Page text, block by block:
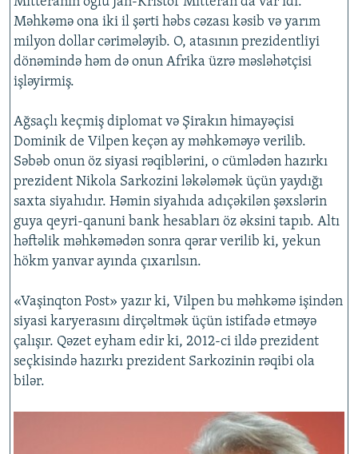
Məhkəmə ona iki il şərti həbs cəzası kəsib və yarım
milyon dollar cərimələyib. O, atasının prezidentliyi
dönəmində həm də onun Afrika üzrə məsləhətçisi
işləyirmiş.
Ağsaçlı keçmiş diplomat və Şirakın himayəçisi
Dominik de Vilpen keçən ay məhkəməyə verilib.
Səbəb onun öz siyasi rəqiblərini, o cümlədən hazırkı
prezident Nikola Sarkozini ləkələmək üçün yaydığı
saxta siyahıdır. Həmin siyahıda adıçəkilən şəxslərin
guya qeyri-qanuni bank hesabları öz əksini tapıb. Altı
həftəlik məhkəmədən sonra qərar verilib ki, yekun
hökm yanvar ayında çıxarılsın.
«Vaşinqton Post» yazır ki, Vilpen bu məhkəmə işindən
siyasi karyerasını dirçəltmək üçün istifadə etməyə
çalışır. Qəzet eyham edir ki, 2012-ci ildə prezident
seçkisində hazırkı prezident Sarkozinin rəqibi ola
bilər.